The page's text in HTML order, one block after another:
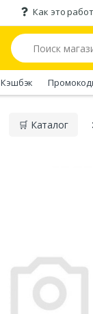
Как это
Кэшбэк
🛒 Каталог